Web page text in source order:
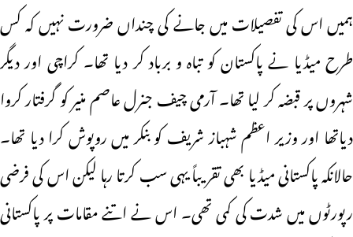
ہمیں اس کی تفصیلات میں جانے کی چنداں ضرورت نہیں کہ کس
طرح میڈیا نے پاکستان کو تباہ و برباد کر دیا تھا۔ کراچی اور دیگر
شہروں پر قبضہ کر لیا تھا۔ آرمی چیف جنرل عاصم منیر کو گرفتار کروا
دیاتھا اور وزیر اعظم شہباز شریف کو بنکر میں روپوش کرا دیا تھا۔
حالانکہ پاکستانی میڈیا بھی تقریباً یہی سب کرتا رہا لیکن اس کی فرضی
رپورٹوں میں شدت کی کمی تھی۔ اس نے اتنے مقامات پر پاکستانی